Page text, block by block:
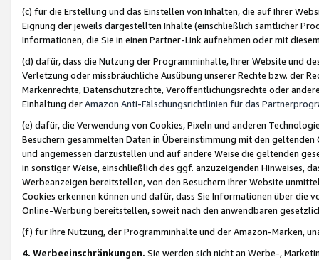
(c) für die Erstellung und das Einstellen von Inhalten, die auf Ihrer
Eignung der jeweils dargestellten Inhalte (einschließlich sämtlicher
Informationen, die Sie in einen Partner-Link aufnehmen oder mit
(d) dafür, dass die Nutzung der Programminhalte, Ihrer Website und
Verletzung oder missbräuchliche Ausübung unserer Rechte bzw. der
Markenrechte, Datenschutzrechte, Veröffentlichungsrechte oder
Einhaltung derAmazon Anti-Fälschungsrichtlinien für das
(e) dafür, die Verwendung von Cookies, Pixeln und anderen
Besuchern gesammelten Daten in Übereinstimmung mit den
und angemessen darzustellen und auf andere Weise die geltenden
in sonstiger Weise, einschließlich des ggf. anzuzeigenden Hinweises,
Werbeanzeigen bereitstellen, von den Besuchern Ihrer Website
Cookies erkennen können und dafür, dass Sie Informationen über die
Online-Werbung bereitstellen, soweit nach den anwendbaren
(f) für Ihre Nutzung, der Programminhalte und der Amazon-Marken,
4. Werbeeinschränkungen. Sie werden sich nicht an Werbe-,